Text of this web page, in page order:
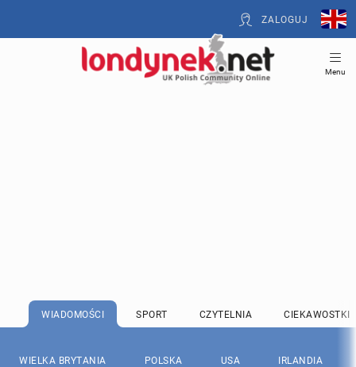
ZALOGUJ
Menu
WIADOMOŚCI SPORT CZYTELNIA CIEKAWOSTKI
WIELKA BRYTANIA POLSKA USA IRLANDIA